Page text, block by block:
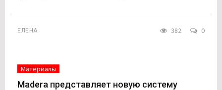
ЕЛЕНА 382 0
Материалы
Madera представляет новую систему